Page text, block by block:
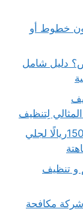
خطوط أو
دليل شامل
لِتنظيف
شركة جلي بلاط بالرياض بأسعار تبدأ من150ريالًا لجلي
بـ45% خصم و تنظيف
+35%خصم مع شركة مكافحة